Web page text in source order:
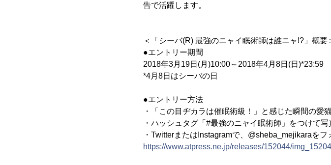
告で活躍します。
＜「シーバ(R) 最強のニャイ眠術師は誰ニャ!?」概要
●エントリー期間
2018年3月19日(月)10:00～2018年4月8日(日)*23:59
*4月8日はシーバの日
●エントリー方法
・「この目ヂカラは催眠術級！」と感じた瞬間の愛
・ハッシュタグ「#最強のニャイ眠術師」をつけて写
・TwitterまたはInstagramで、@sheba_mejikaraをフ
https://www.atpress.ne.jp/releases/152044/